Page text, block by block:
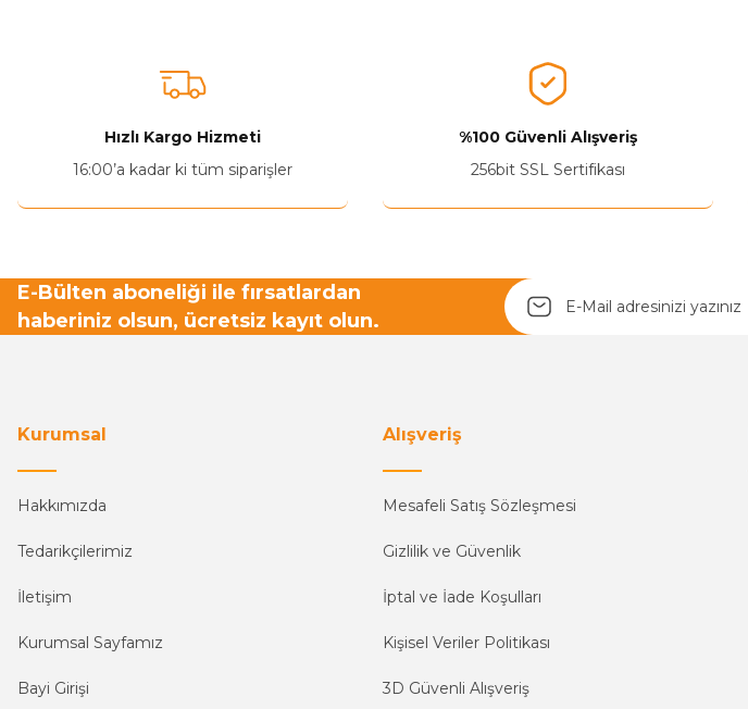
Ürün açıklamasında eksik bilgiler bulunuyor.
Ürün fiyatı diğer sitelerden daha pahalı.
Hızlı Kargo Hizmeti
16:00’a kadar ki tüm siparişler
%100 Güvenli Alışveriş
256bit SSL Sertifikası
E-Bülten aboneliği ile fırsatlardan
haberiniz olsun, ücretsiz kayıt olun.
Kurumsal
Hakkımızda
Tedarikçilerimiz
İletişim
Kurumsal Sayfamız
Bayi Girişi
Alışveriş
Mesafeli Satış Sözleşmesi
Gizlilik ve Güvenlik
İptal ve İade Koşulları
Kişisel Veriler Politikası
3D Güvenli Alışveriş